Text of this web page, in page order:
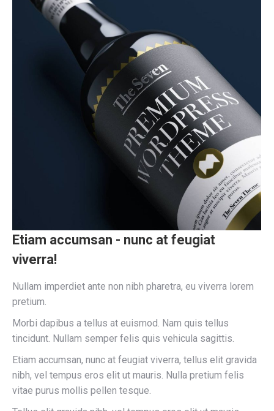
Etiam accumsan - nunc at feugiat
viverra!
Nullam imperdiet ante non nibh pharetra, eu viverra lorem
pretium.
Morbi dapibus a tellus at euismod. Nam quis tellus
tincidunt. Nullam semper felis quis vehicula sagittis.
Etiam accumsan, nunc at feugiat viverra, tellus elit gravida
nibh, vel tempus eros elit ut mauris. Nulla pretium felis
vitae purus mollis pellen tesque.